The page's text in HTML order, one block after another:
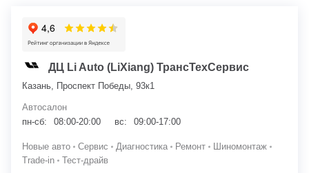
ДЦ Li Auto (LiXiang) ТрансТехСервис
Казань, Проспект Победы, 93к1
Автосалон
пн-сб:
08:00-20:00 вс: 09:00-17:00
Новые авто Сервис Диагностика Ремонт
Шиномонтаж
Trade-in
Тест-драйв